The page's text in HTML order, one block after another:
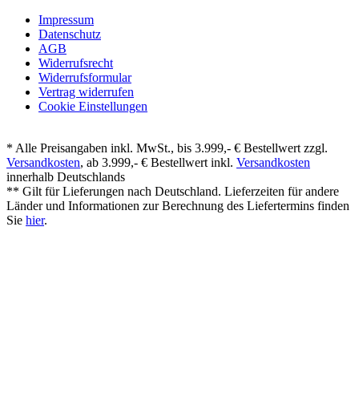
Impressum
Datenschutz
AGB
Widerrufsrecht
Widerrufsformular
Vertrag widerrufen
Cookie Einstellungen
* Alle Preisangaben inkl. MwSt., bis 3.999,- € Bestellwert zzgl.
Versandkosten, ab 3.999,- € Bestellwert inkl. Versandkosten
innerhalb Deutschlands
** Gilt für Lieferungen nach Deutschland. Lieferzeiten für andere
Länder und Informationen zur Berechnung des Liefertermins finden
Sie hier.